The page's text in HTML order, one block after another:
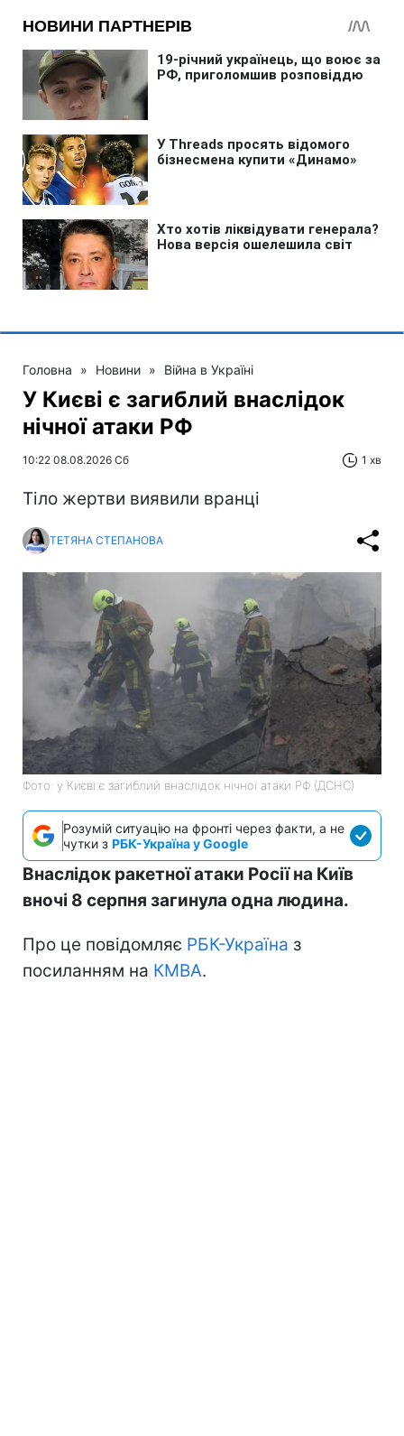
Головна » Новини » Війна в Україні
У Києві є загиблий внаслідок
нічної атаки РФ
10:22 08.08.2026 Сб 1 хв
Тіло жертви виявили вранці
ТЕТЯНА СТЕПАНОВА
Фото: у Києві є загиблий внаслідок нічної атаки РФ (ДСНС)
Розумій ситуацію на фронті через факти, а не
чутки з РБК-Україна у Google
Внаслідок ракетної атаки Росії на Київ
вночі 8 серпня загинула одна людина.
Про це повідомляє РБК-Україна з
посиланням на КМВА.